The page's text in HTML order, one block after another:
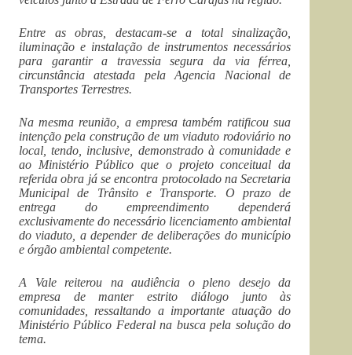
Entre as obras, destacam-se a total sinalização,
iluminação e instalação de instrumentos necessários
para garantir a travessia segura da via férrea,
circunstância atestada pela Agencia Nacional de
Transportes Terrestres.
Na mesma reunião, a empresa também ratificou sua
intenção pela construção de um viaduto rodoviário no
local, tendo, inclusive, demonstrado à comunidade e
ao Ministério Público que o projeto conceitual da
referida obra já se encontra protocolado na Secretaria
Municipal de Trânsito e Transporte. O prazo de
entrega do empreendimento dependerá
exclusivamente do necessário licenciamento ambiental
do viaduto, a depender de deliberações do município
e órgão ambiental competente.
A Vale reiterou na audiência o pleno desejo da
empresa de manter estrito diálogo junto às
comunidades, ressaltando a importante atuação do
Ministério Público Federal na busca pela solução do
tema.